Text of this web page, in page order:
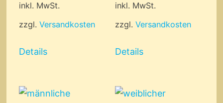
inkl. MwSt.
zzgl. Versandkosten
Details
inkl. MwSt.
zzgl.Versandkosten
Details